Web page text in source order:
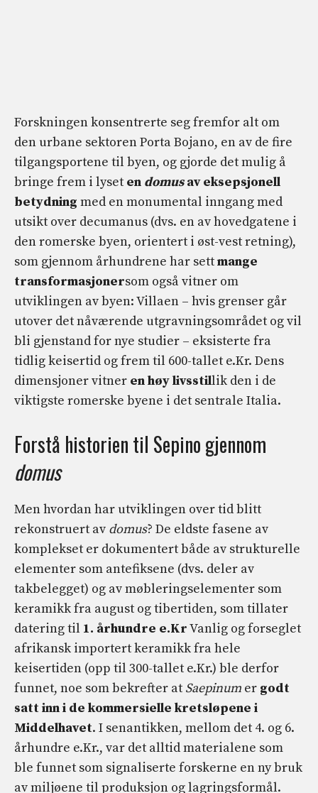
Forskningen konsentrerte seg fremfor alt om
den urbane sektoren Porta Bojano, en av de fire
tilgangsportene til byen, og gjorde det mulig å
bringe frem i lyset en domusav eksepsjonell
betydning med en monumental inngang med
utsikt over decumanus (dvs. en av hovedgatene i
den romerske byen, orientert i øst-vest retning),
som gjennom århundrene har settmange
transformasjonersom også vitner om
utviklingen av byen: Villaen – hvis grenser går
utover det nåværende utgravningsområdet og vil
bli gjenstand for nye studier – eksisterte fra
tidlig keisertid og frem til 600-tallet e.Kr. Dens
dimensjoner vitner en høy livsstillik den i de
viktigste romerske byene i det sentrale Italia.
Forstå historien til Sepino gjennom
domus
Men hvordan har utviklingen over tid blitt
rekonstruert av domus? De eldste fasene av
komplekset er dokumentert både av strukturelle
elementer som antefiksene (dvs. deler av
takbelegget) og av møbleringselementer som
keramikk fra august og tibertiden, som tillater
datering til 1. århundre e.KrVanlig og forseglet
afrikansk importert keramikk fra hele
keisertiden (opp til 300-tallet e.Kr.) ble derfor
funnet, noe som bekrefter at Saepinum er godt
satt inn i de kommersielle kretsløpene i
Middelhavet. I senantikken, mellom det 4. og 6.
århundre e.Kr., var det alltid materialene som
ble funnet som signaliserte forskerne en ny bruk
av miljøene til produksjon og lagringsformål.